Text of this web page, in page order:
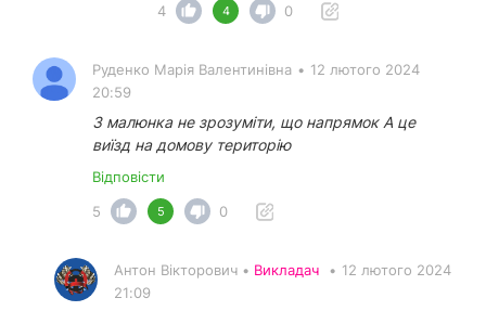
4
4 0
Руденко Марія Валентинівна • 12 лютого 2024
20:59
З малюнка не зрозуміти, що напрямок А це
виїзд на домову територію
Відповісти
5
5 0
Антон Вікторович • Викладач • 12 лютого 2024
21:09